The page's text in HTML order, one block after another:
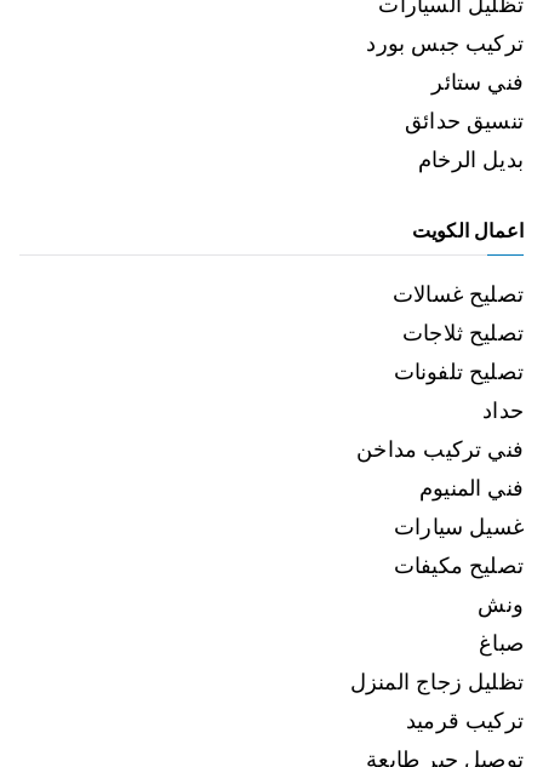
تركيب جبس بورد
فني ستائر
تنسيق حدائق
بديل الرخام
اعمال الكويت
تصليح غسالات
تصليح ثلاجات
تصليح تلفونات
حداد
فني تركيب مداخن
فني المنيوم
غسيل سيارات
تصليح مكيفات
ونش
صباغ
تظليل زجاج المنزل
تركيب قرميد
توصيل حبر طابعة